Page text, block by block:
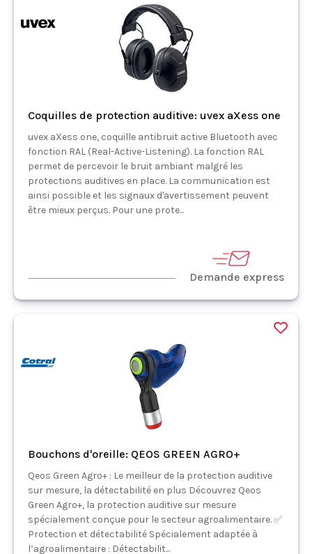
Coquilles de protection auditive: uvex aXess one
uvex aXess one, coquille antibruit active Bluetooth avec
fonction RAL (Real-Active-Listening). La fonction RAL
permet de percevoir le bruit ambiant malgré les
protections auditives en place. La communication est
ainsi possible et les signaux d'avertissement peuvent
être mieux perçus. Pour une prote...
Demande express
Bouchons d'oreille: QEOS GREEN AGRO+
Qeos Green Agro+ : Le meilleur de la protection auditive
sur mesure, la détectabilité en plus Découvrez Qeos
Green Agro+, la protection auditive sur mesure
spécialement conçue pour le secteur agroalimentaire. ✅
Protection et détectabilité Spécialement adaptée à
l’agroalimentaire : Détectabilit...